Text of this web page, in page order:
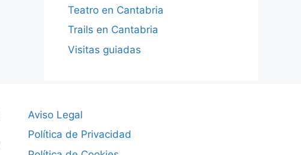
Teatro en Cantabria
Trails en Cantabria
Visitas guiadas
Aviso Legal
Política de Privacidad